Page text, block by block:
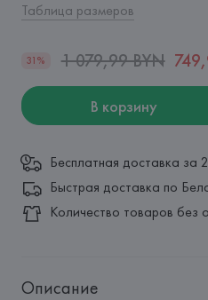
Таблица размеров
31% 1 079,99 BYN
В корзину
Бесплатная доставка за
Быстрая доставка по
Количество товаров без
Описание